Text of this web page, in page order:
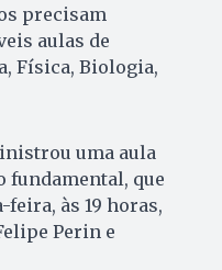
precisam
aulas de
Física, Biologia,
uma aula
fundamental, que
feira, às 19 horas,
Perin e